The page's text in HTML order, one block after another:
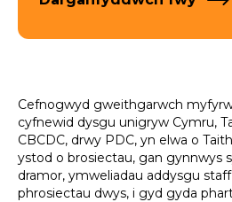
Cefnogwyd gweithgarwch
cyfnewid dysgu unigryw Cymru,
CBCDC, drwy PDC, yn elwa o
ystod o brosiectau, gan gynnwys
dramor, ymweliadau addysgu
phrosiectau dwys, i gyd gyda